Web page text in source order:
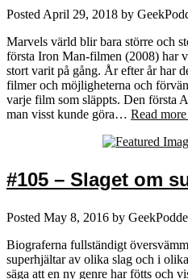
Posted April 29, 2018 by
Marvels värld blir bara större och
första Iron Man-filmen (2008) har
stort varit på gång. År efter år har
filmer och möjligheterna och
varje film som släppts. Den första
man visst kunde göra… Read
#105 – Slaget om
Posted May 8, 2016 by
Biograferna fullständigt
superhjältar av olika slag och i
säga att en ny genre har fötts och